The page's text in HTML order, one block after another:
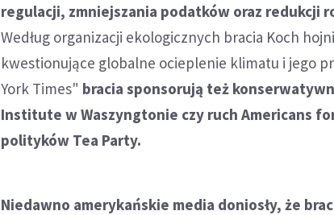
regulacji, zmniejszania podatków oraz redukcji
Według organizacji ekologicznych bracia Koch
kwestionujące globalne ocieplenie klimatu i jego
York Times" bracia sponsorują też
Institute w Waszyngtonie czy ruch Americans
polityków Tea Party.
Niedawno amerykańskie media doniosły, że